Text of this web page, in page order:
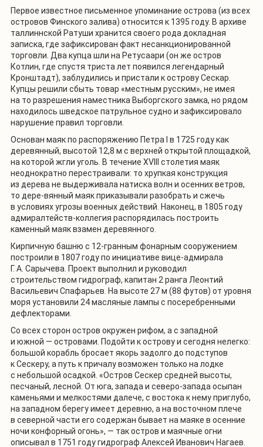
Первое известное письменное упоминание острова (из всех
островов Финского залива) относится к 1395 году. В архиве
таллиннской Ратуши хранится своего рода докладная
записка, где зафиксирован факт несанкционированной
торговли. Два купца шли на Ретусаари (он же остров
Котлин, где спустя триста лет появился легендарный
Кронштадт), заблудились и пристали к острову Сескар.
Купцы решили сбыть товар «местным русским», не имея
на то разрешения наместника Выборгского замка, но рядом
находилось шведское патрульное судно и зафиксировало
нарушение правил торговли.
Основан маяк по распоряжению Петра
в 1725 году как
деревянный, высотой 12,8 м с верхней открытой площадкой,
на которой жгли уголь. В течение XVIII столетия маяк
неоднократно перестраивали: то хрупкая конструкция
из дерева не выдерживала натиска волн и осенних ветров,
то дере-вянный маяк приказывали разобрать и сжечь
в условиях угрозы военных действий. Наконец, в 1805 году
адмиралтейств-коллегия распорядилась построить
каменный маяк взамен деревянного.
Кирпичную башню с 12-гранным фонарным сооружением
построили в 1807 году по инициативе вице-адмирала
Г. А. Сарычева. Проект выполнил и руководил
строительством гидрограф, капитан 2 ранга Леонтий
Васильевич Спафарьев. На высоте 27 м (88 футов) от уровня
моря установили 24 масляные лампы с посеребренными
дефлекторами.
Со всех сторон остров окружен рифом, а с западной
и южной — островами. Подойти к острову и сегодня нелегко:
большой корабль бросает якорь задолго до подступов
к Сескеру, а путь к причалу возможен только на лодке
с небольшой осадкой. «Остров Сескер средней высоты,
песчаный, лесной. От юга, запада и северо-запада осыпан
каменьями и мелкостями далече, с востока к нему приглубо,
на западном берегу имеет деревню, а на восточном плече
в северной части его содержан бывает на маяке в осенние
ночи конфорный огонь», — так остров и маячные огни
описывал в 1751 году гидрограф Алексей Иванович Нагаев.